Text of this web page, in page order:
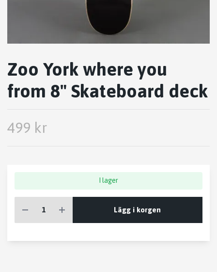
Zoo York where you
from 8" Skateboard deck
499 kr
I lager
Lägg i korgen